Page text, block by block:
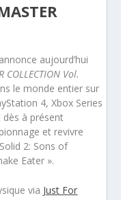
aujourd’hui
COLLECTION Vol.
le monde entier sur
4, Xbox Series
à présent
et revivre
2: Sons of
Eater ».
via Just For